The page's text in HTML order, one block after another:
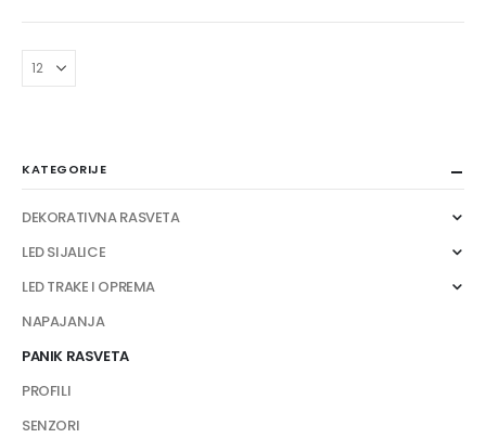
KATEGORIJE
DEKORATIVNA RASVETA
LED SIJALICE
LED TRAKE I OPREMA
NAPAJANJA
PANIK RASVETA
PROFILI
SENZORI